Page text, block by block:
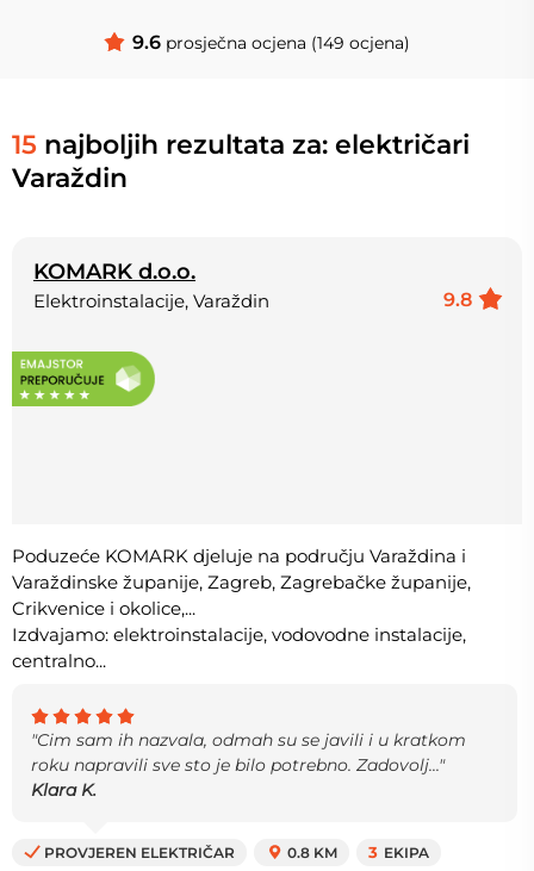
9.6 prosječna ocjena (149 ocjena)
15 najboljih rezultata za: električari
Varaždin
KOMARK d.o.o.
9.8
Elektroinstalacije, Varaždin
Poduzeće KOMARK djeluje na području Varaždina i
Varaždinske županije, Zagreb, Zagrebačke županije,
Crikvenice i okolice,...
Izdvajamo: elektroinstalacije, vodovodne instalacije,
centralno...
"Cim sam ih nazvala, odmah su se javili i u kratkom
roku napravili sve sto je bilo potrebno. Zadovolj..."
Klara K.
PROVJEREN ELEKTRIČAR 0.8 KM 3 EKIPA